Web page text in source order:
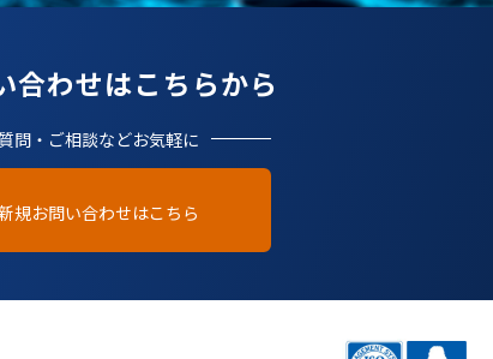
合わせはこちらから
問・ご相談などお気軽に
規お問い合わせはこちら